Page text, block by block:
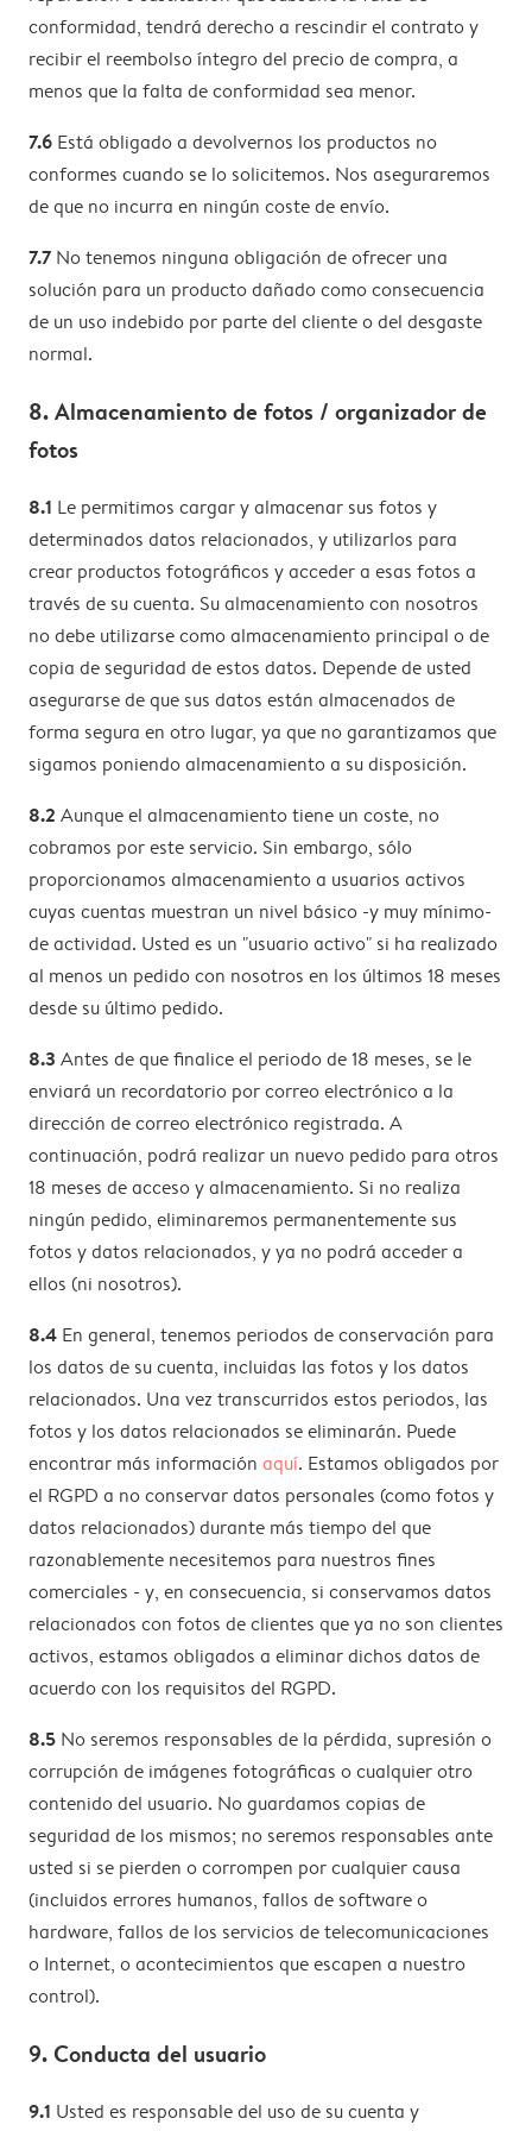
conformidad, tendrá derecho a rescindir el contrato y
recibir el reembolso íntegro del precio de compra, a
menos que la falta de conformidad sea menor.
7.6 Está obligado a devolvernos los productos no
conformes cuando se lo solicitemos. Nos aseguraremos
de que no incurra en ningún coste de envío.
7.7 No tenemos ninguna obligación de ofrecer una
solución para un producto dañado como consecuencia
de un uso indebido por parte del cliente o del desgaste
normal.
8. Almacenamiento de fotos / organizador de
fotos
8.1 Le permitimos cargar y almacenar sus fotos y
determinados datos relacionados, y utilizarlos para
crear productos fotográficos y acceder a esas fotos a
través de su cuenta. Su almacenamiento con nosotros
no debe utilizarse como almacenamiento principal o de
copia de seguridad de estos datos. Depende de usted
asegurarse de que sus datos están almacenados de
forma segura en otro lugar, ya que no garantizamos que
sigamos poniendo almacenamiento a su disposición.
8.2 Aunque el almacenamiento tiene un coste, no
cobramos por este servicio. Sin embargo, sólo
proporcionamos almacenamiento a usuarios activos
cuyas cuentas muestran un nivel básico -y muy mínimo-
de actividad. Usted es un "usuario activo" si ha realizado
al menos un pedido con nosotros en los últimos 18 meses
desde su último pedido.
8.3 Antes de que finalice el periodo de 18 meses, se le
enviará un recordatorio por correo electrónico a la
dirección de correo electrónico registrada. A
continuación, podrá realizar un nuevo pedido para otros
18 meses de acceso y almacenamiento. Si no realiza
ningún pedido, eliminaremos permanentemente sus
fotos y datos relacionados, y ya no podrá acceder a
ellos (ni nosotros).
8.4 En general, tenemos periodos de conservación para
los datos de su cuenta, incluidas las fotos y los datos
relacionados. Una vez transcurridos estos periodos, las
fotos y los datos relacionados se eliminarán. Puede
encontrar más información aquí. Estamos obligados por
el RGPD a no conservar datos personales (como fotos y
datos relacionados) durante más tiempo del que
razonablemente necesitemos para nuestros fines
comerciales - y, en consecuencia, si conservamos datos
relacionados con fotos de clientes que ya no son clientes
activos, estamos obligados a eliminar dichos datos de
acuerdo con los requisitos del RGPD.
8.5 No seremos responsables de la pérdida, supresión o
corrupción de imágenes fotográficas o cualquier otro
contenido del usuario. No guardamos copias de
seguridad de los mismos; no seremos responsables ante
usted si se pierden o corrompen por cualquier causa
(incluidos errores humanos, fallos de software o
hardware, fallos de los servicios de telecomunicaciones
o Internet, o acontecimientos que escapen a nuestro
control).
9. Conducta del usuario
9.1 Usted es responsable del uso de su cuenta y